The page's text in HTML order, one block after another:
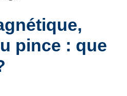
pince : que